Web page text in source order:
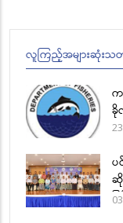
လူကြည့်အများဆုံးသတင်
က
ခို
ပ
ဆို
ခ